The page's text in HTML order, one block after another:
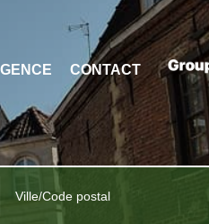
CONTACT
Ville/Code postal